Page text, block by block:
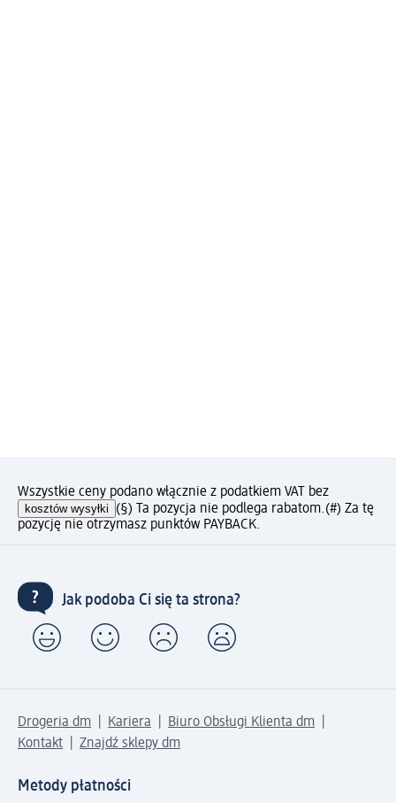
Wszystkie ceny podano włącznie z podatkiem VAT bez
kosztów wysyłki (§) Ta pozycja nie podlega rabatom.(#) Za tę
pozycję nie otrzymasz punktów PAYBACK.
Jak podoba Ci się ta strona?
Drogeria dm Kariera
Biuro Obsługi Klienta dm
Kontakt
Znajdź sklepy dm
Metody płatności